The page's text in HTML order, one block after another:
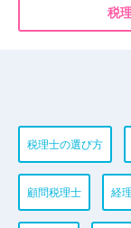
税
税理士の選び方
顧問税理士 経